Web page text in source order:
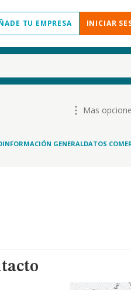
TU EMPRESA INICIAR
Mas
INFORMACIÓN GENERALDATOS